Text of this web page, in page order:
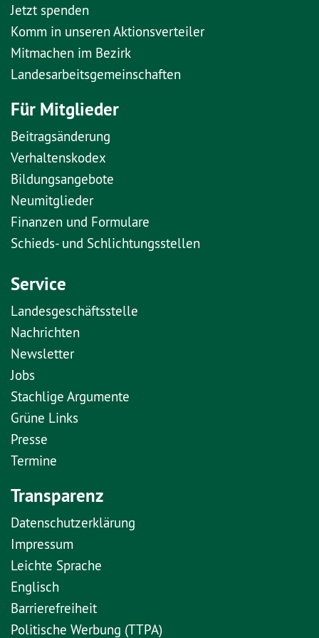
Jetzt spenden
Komm in unseren Aktionsverteiler
Mitmachen im Bezirk
Landesarbeitsgemeinschaften
Für Mitglieder
Beitragsänderung
Verhaltenskodex
Bildungsangebote
Neumitglieder
Finanzen und Formulare
Schieds- und Schlichtungsstellen
Service
Landesgeschäftsstelle
Nachrichten
Newsletter
Jobs
Stachlige Argumente
Grüne Links
Presse
Termine
Transparenz
Datenschutzerklärung
Impressum
Leichte Sprache
Englisch
Barrierefreiheit
Politische Werbung (TTPA)